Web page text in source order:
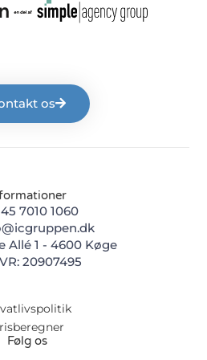
os
7010 1060
Allé 1 - 4600 Køge
20907495
Følg os